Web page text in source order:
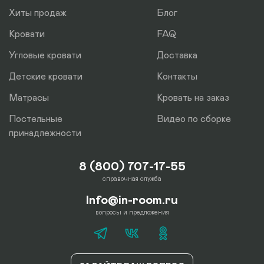
Хиты продаж
Кровати
Угловые кровати
Детские кровати
Матрасы
Постельные
принадлежности
Блог
FAQ
Доставка
Контакты
Кровать на заказ
Видео по сборке
8 (800) 707-17-55
справочная служба
Info@in-room.ru
вопросы и предложения